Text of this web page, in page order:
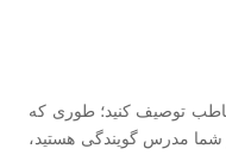
توصیف کنید؛ طوری که
شما مدرس گویندگی هستید،